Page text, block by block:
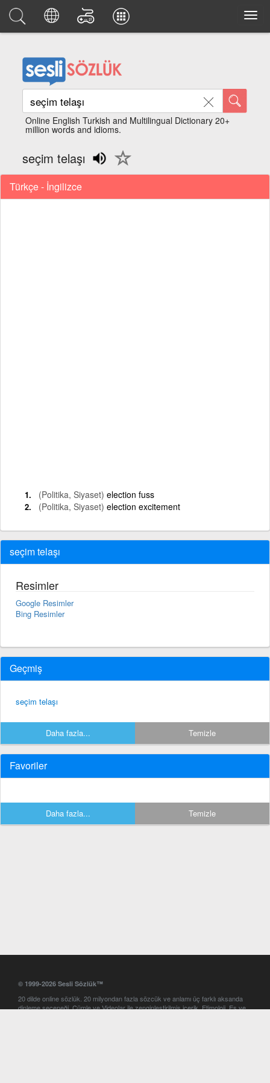
Online English Turkish and Multilingual Dictionary 20+
million words and idioms.
seçim telaşı
Türkçe - İngilizce
(Politika, Siyaset) election fuss
(Politika, Siyaset) election excitement
seçim telaşı
Resimler
Google Resimler
Bing Resimler
Geçmiş
seçim telaşı
Daha fazla... Temizle
Favoriler
Daha fazla... Temizle
© 1999-2026 Sesli Sözlük™
20 dilde online sözlük. 20 milyondan fazla sözcük ve anlamı üç farklı aksanda
dinleme seçeneği. Cümle ve Videolar ile zenginleştirilmiş içerik. Etimoloji, Eş ve